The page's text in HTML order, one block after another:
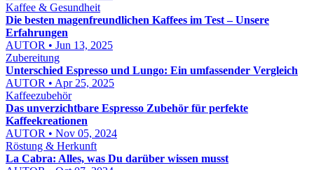
Kaffee & Gesundheit
Die besten magenfreundlichen Kaffees im Test – Unsere
Erfahrungen
AUTOR • Jun 13, 2025
Zubereitung
Unterschied Espresso und Lungo: Ein umfassender Vergleich
AUTOR • Apr 25, 2025
Kaffeezubehör
Das unverzichtbare Espresso Zubehör für perfekte
Kaffeekreationen
AUTOR • Nov 05, 2024
Röstung & Herkunft
La Cabra: Alles, was Du darüber wissen musst